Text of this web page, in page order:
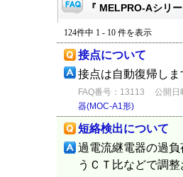
『 MELPRO-Aシリ
124件中 1 - 10 件を表示
接点について
接点は自動復帰し
FAQ番号：13113
公開日
器(MOC-A1形)
短絡検出について
過電流継電器の過
うＣＴ比などで調